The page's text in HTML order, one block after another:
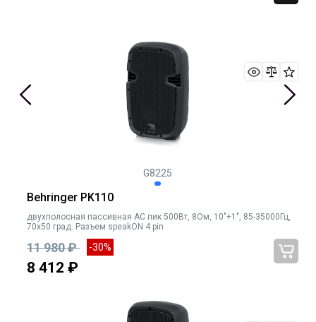
G8225
Behringer PK110
двухполосная пассивная АС пик 500Вт, 8Ом, 10"+1", 85-35000Гц,
70х50 град. Разъем speakON 4 pin
11 980 ₽ -30%
8 412 ₽